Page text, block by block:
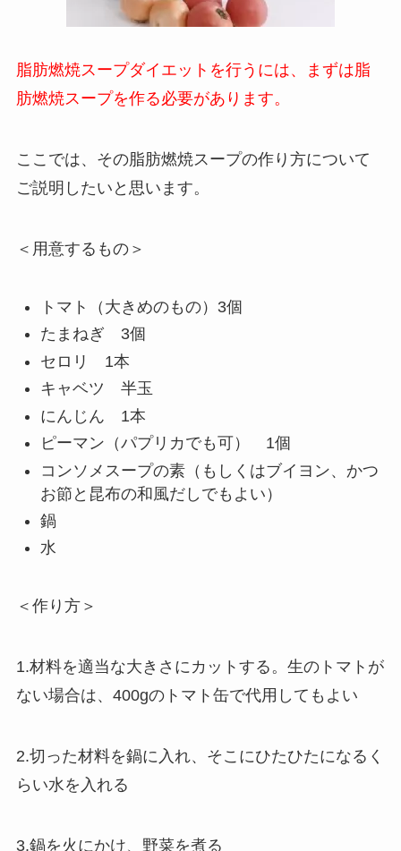
脂肪燃焼スープダイエットを行うには、まずは脂
肪燃焼スープを作る必要があります。
ここでは、その脂肪燃焼スープの作り方について
ご説明したいと思います。
＜用意するもの＞
トマト（大きめのもの）3個
たまねぎ 3個
セロリ 1本
キャベツ 半玉
にんじん 1本
ピーマン（パプリカでも可） 1個
コンソメスープの素（もしくはブイヨン、かつ
お節と昆布の和風だしでもよい）
鍋
水
＜作り方＞
1.材料を適当な大きさにカットする。生のトマトが
ない場合は、400gのトマト缶で代用してもよい
2.切った材料を鍋に入れ、そこにひたひたになるく
らい水を入れる
3.鍋を火にかけ、野菜を煮る